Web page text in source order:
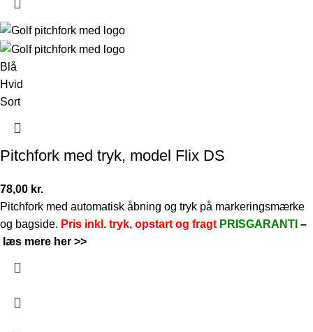
Blå
Hvid
Sort
Pitchfork med tryk, model Flix DS
78,00 kr.
Pitchfork med automatisk åbning og tryk på markeringsmærke
og bagside. Pris inkl. tryk, opstart og fragt PRISGARANTI –
læs mere her >>